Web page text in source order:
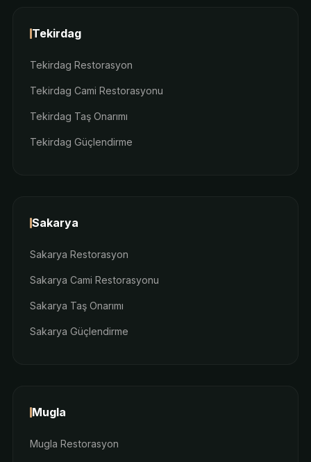
Tekirdag
Tekirdag Restorasyon
Tekirdag Cami Restorasyonu
Tekirdag Taş Onarımı
Tekirdag Güçlendirme
Sakarya
Sakarya Restorasyon
Sakarya Cami Restorasyonu
Sakarya Taş Onarımı
Sakarya Güçlendirme
Mugla
Mugla Restorasyon